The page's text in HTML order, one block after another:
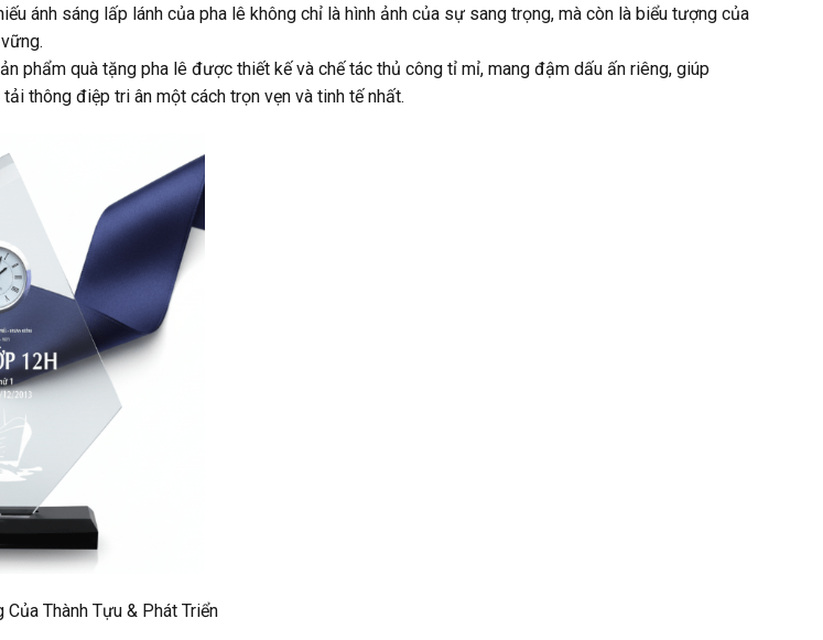
ánh sáng lấp lánh của pha lê không chỉ là hình ảnh của sự sang trọng, mà còn là biểu tượng của
phẩm quà tặng pha lê được thiết kế và chế tác thủ công tỉ mỉ, mang đậm dấu ấn riêng, giúp
thông điệp tri ân một cách trọn vẹn và tinh tế nhất.
Thành Tựu & Phát Triển